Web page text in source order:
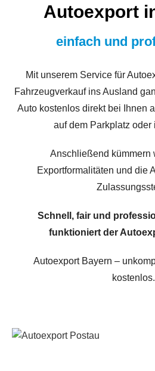
Autoexport
einfach und
Mit unserem Service für
Fahrzeugverkauf ins Ausland
Auto kostenlos direkt bei Ihnen
auf dem Parkplatz oder
Anschließend kümmern
Exportformalitäten und die
Schnell, fair und
funktioniert der
Autoexport Bayern –
kostenlos.